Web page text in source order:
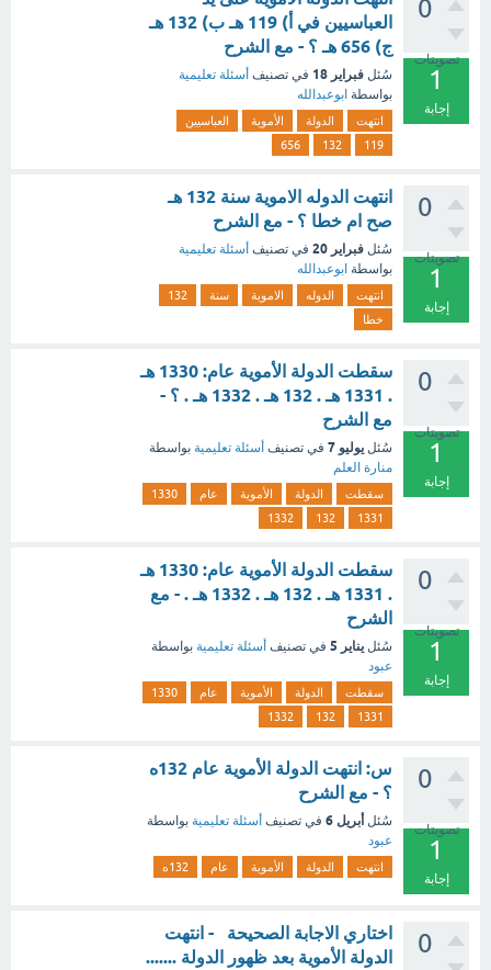
0
تصويتات
1
إجابة
العباسيين في أ) 119 هـ ب) 132 هـ
ج) 656 هـ ؟ - مع الشرح
سُئل فبراير 18 في تصنيف أسئلة تعليمية
بواسطة ابوعبدالله
انتهت الدولة الأموية
العباسيين
119
132
656
0
تصويتات
1
إجابة
انتهت الدوله الاموية سنة 132 هـ
صح ام خطا ؟ - مع الشرح
سُئل فبراير 20 في تصنيف أسئلة تعليمية
بواسطة ابوعبدالله
انتهت الدوله الاموية سنة
132
خطا
0
تصويتات
1
إجابة
سقطت الدولة الأموية عام: 1330 هـ
. 1331 هـ . 132 هـ . 1332 هـ . ؟ -
مع الشرح
سُئل يوليو 7 في تصنيف أسئلة تعليمية بواسطة
منارة العلم
سقطت الدولة الأموية عام
1330
1331
132
1332
0
تصويتات
1
إجابة
سقطت الدولة الأموية عام: 1330 هـ
. 1331 هـ . 132 هـ . 1332 هـ . - مع
الشرح
سُئل يناير 5 في تصنيف أسئلة تعليمية بواسطة
عبود
سقطت الدولة الأموية عام
1330
1331
132
1332
0
تصويتات
1
إجابة
س: انتهت الدولة الأموية عام 132ه
؟ - مع الشرح
سُئل أبريل 6 في تصنيف أسئلة تعليمية بواسطة
عبود
انتهت الدولة الأموية عام 132ه
0
اختاري الاجابة الصحيحة - انتهت
الدولة الأموية بعد ظهور الدولة .......